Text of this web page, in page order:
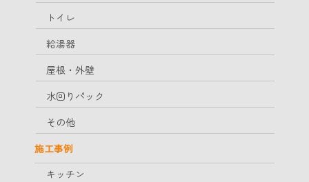
トイレ
給湯器
屋根・外壁
水回りパック
その他
施工事例
キッチン